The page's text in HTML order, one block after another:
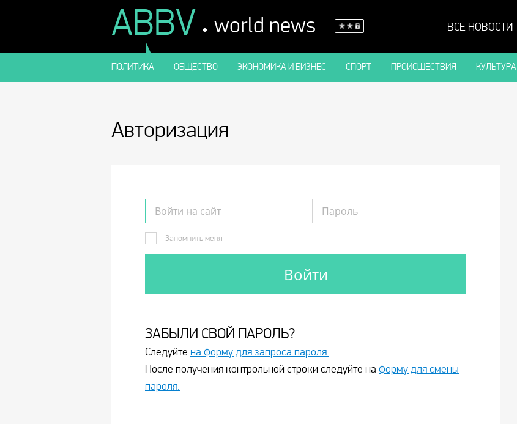
ABBV . world news ВСЕ НОВОСТИ
ПОЛИТИКА ОБЩЕСТВО ЭКОНОМИКА И БИЗНЕС СПОРТ ПРОИСШЕСТВИЯ КУЛЬТУРА
Авторизация
Запомнить меня
ЗАБЫЛИ СВОЙ ПАРОЛЬ?
Следуйте на форму для запроса пароля.
После получения контрольной строки следуйте на форму для смены
пароля.